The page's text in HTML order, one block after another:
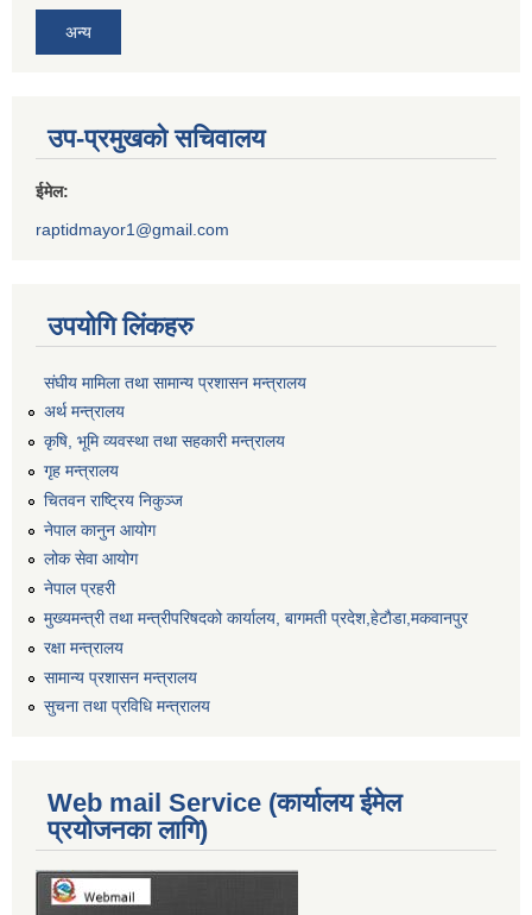
अन्य
उप-प्रमुखको सचिवालय
ईमेल:
raptidmayor1@gmail.com
उपयोगि लिंकहरु
संघीय मामिला तथा सामान्य प्रशासन मन्त्रालय
अर्थ मन्त्रालय
कृषि, भूमि व्यवस्था तथा सहकारी मन्त्रालय
गृह मन्त्रालय
चितवन राष्ट्रिय निकुञ्ज
नेपाल कानुन आयोग
लोक सेवा आयोग
नेपाल प्रहरी
मुख्यमन्त्री तथा मन्त्रीपरिषदको कार्यालय, बागमती प्रदेश,हेटाैडा,मकवानपुर
रक्षा मन्त्रालय
सामान्य प्रशासन मन्त्रालय
सुचना तथा प्रविधि मन्त्रालय
Web mail Service (कार्यालय ईमेल
प्रयोजनका लागि)